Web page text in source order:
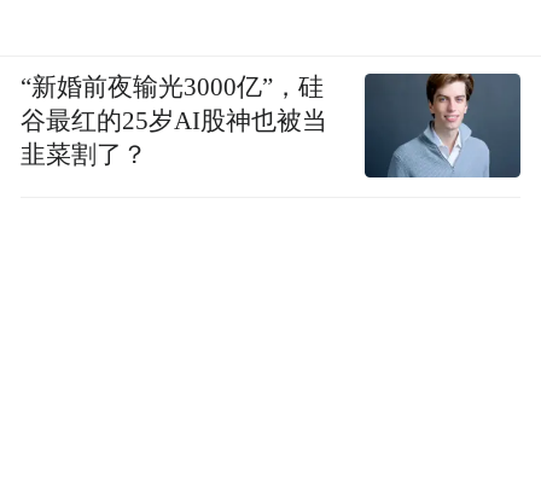
“新婚前夜输光3000亿”，硅
谷最红的25岁AI股神也被当
韭菜割了？